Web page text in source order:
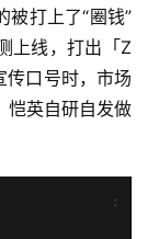
被打上了“圈钱”
上线，打出「Z
传口号时，市场
恺英自研自发做